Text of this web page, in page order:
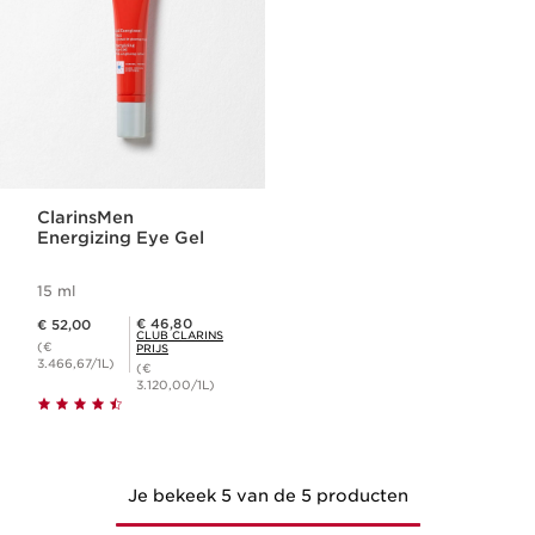
ClarinsMen
Energizing Eye Gel
15 ml
€ 52,00
(€
3.466,67/1L)
Club Clarins Prijs € 46,80
€ 46,80
CLUB CLARINS
PRIJS
(€
3.120,00/1L)
Je bekeek 5 van de 5 producten